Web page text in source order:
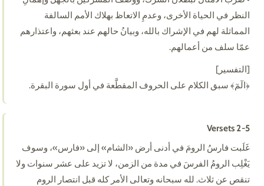
النظر في الحياة الأخرى، وعدمِ الاتعاظ بهلاك الأمم السالفة
المماثلة لهم في الإشراك بالله، وبيانُ حالهم عند بعثهم، واعتذارهم
عمّا سلف من أعمالهم.
[التفسير]
﴿الٓمٓ﴾ سبق الكلام على الحروف المقطَّعة في أول سورة البقرة.
Versets 2-5
غَلَبت فارسُ الرومَ في أدنى أرض «الشام» إلى «فارس»، وسوف
يَغْلِب الرومُ الفرسَ في مدة من الزمن، لا تزيد على عشر سنوات ولا
تنقص عن ثلاث. لله سبحانه وتعالى الأمر كله قبل انتصار الروم